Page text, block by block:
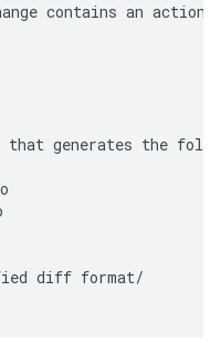
contains an action
that generates the
diff format/